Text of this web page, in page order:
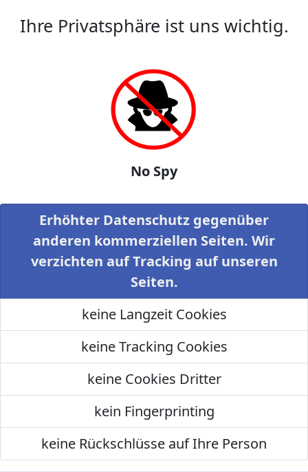
Ihre Privatsphäre ist uns wichtig.
No Spy
Erhöhter Datenschutz gegenüber
anderen kommerziellen Seiten. Wir
verzichten auf Tracking auf unseren
Seiten.
keine Langzeit Cookies
keine Tracking Cookies
keine Cookies Dritter
kein Fingerprinting
keine Rückschlüsse auf Ihre Person